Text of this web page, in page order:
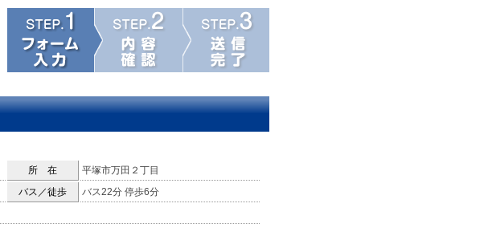
所 在
平塚市万田２丁目
バス／徒歩
バス22分 停歩6分